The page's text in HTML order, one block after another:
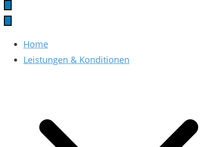
Home
Leistungen & Konditionen